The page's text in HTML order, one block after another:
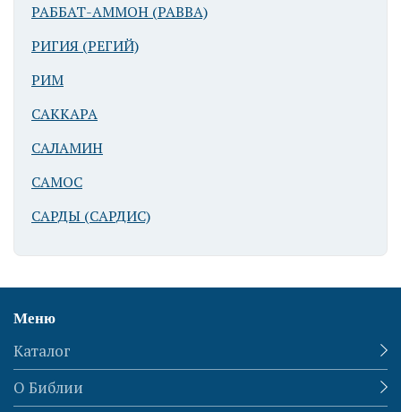
РАББАТ-АММОН (РАВВА)
РИГИЯ (РЕГИЙ)
РИМ
САККАРА
САЛАМИН
САМОС
САРДЫ (САРДИС)
Меню
Каталог
О Библии